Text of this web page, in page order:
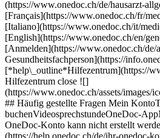
(https://www.onedoc.ch/de/hausarzt-
[Français](https://www.onedoc.ch/fr/
[Italiano](https://www.onedoc.ch/it/
[English](https://www.onedoc.ch/en/
[Anmelden](https://www.onedoc.ch/de/
Gesundheitsfachperson](https://
[*help\_outline*Hilfezentrum](https://
Hilfezentrum close ![]
(https://www.onedoc.ch/assets/images/
## Häufig gestellte Fragen Mein
buchenVideosprechstundeOneDoc-
OneDoc-Konto kann nicht erstellt
(https://help.onedoc.ch/de/ihr-onedoc-